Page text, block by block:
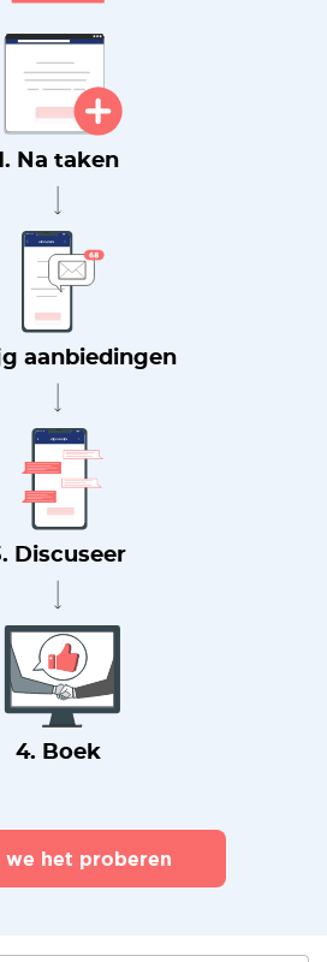
Na taken
aanbiedingen
Discuseer
4. Boek
we het proberen